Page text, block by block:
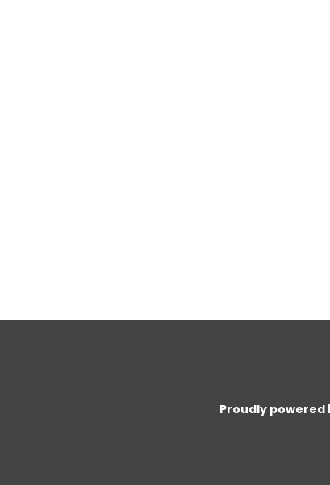
Proudly powered